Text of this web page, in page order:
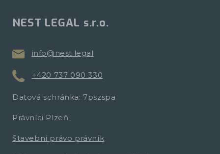
NEST LEGAL s.r.o.
info@nest.legal
+420 737 090 330
Datová schránka: 7pszspa
Právníci Plzeň
Stavební právo právník